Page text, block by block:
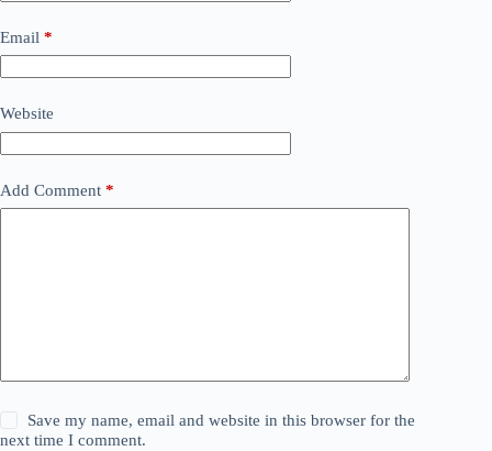
Email *
Website
Add Comment *
Save my name, email and website in this browser for the
next time I comment.